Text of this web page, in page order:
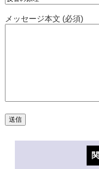
メッセージ本文 (必須)